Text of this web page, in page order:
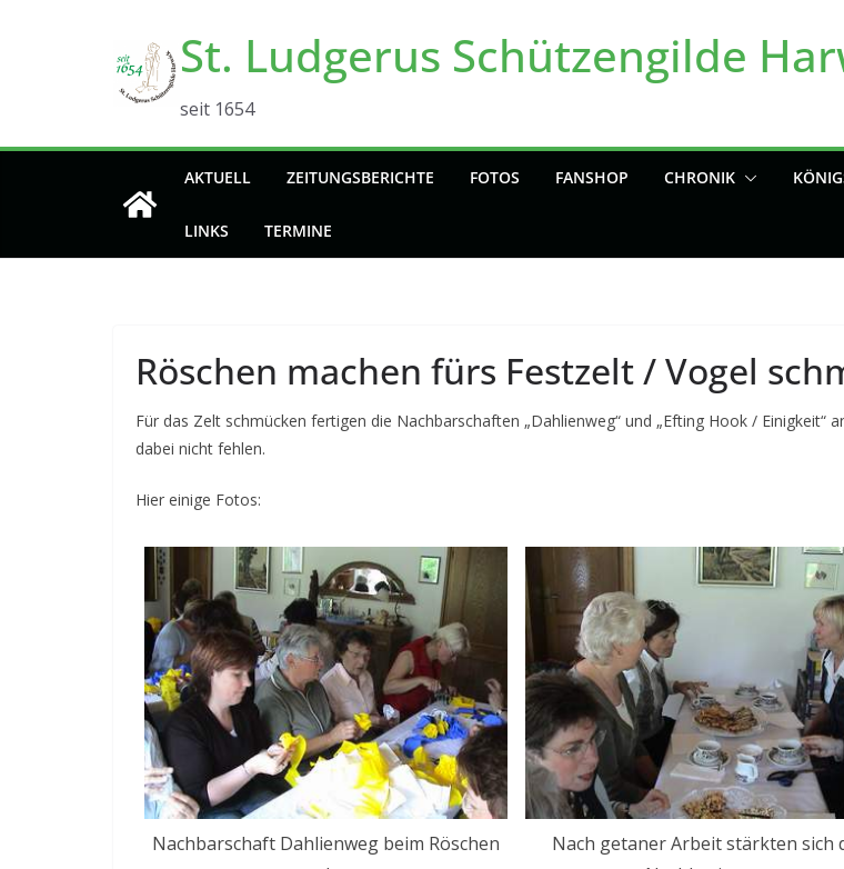
St. Ludgerus Schützengilde
seit 1654
AKTUELL ZEITUNGSBERICHTE FOTOS FANSHOP CHRONIK
LINKS TERMINE
Röschen machen fürs Festzelt / Vogel
Für das Zelt schmücken fertigen die Nachbarschaften „Dahlienweg“ und „Efting Hook /
dabei nicht fehlen.
Hier einige Fotos:
Nachbarschaft Dahlienweg beim Röschen
Nach getaner Arbeit stärkten sich